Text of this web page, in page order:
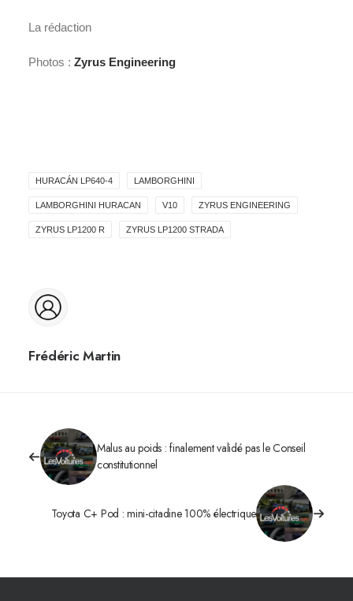
La rédaction
Photos : Zyrus Engineering
HURACÁN LP640-4 LAMBORGHINI
LAMBORGHINI HURACAN V10 ZYRUS ENGINEERING
ZYRUS LP1200 R ZYRUS LP1200 STRADA
Frédéric Martin
Malus au poids : finalement validé pas le Conseil
constitutionnel
Toyota C+ Pod : mini-citadine 100% électrique